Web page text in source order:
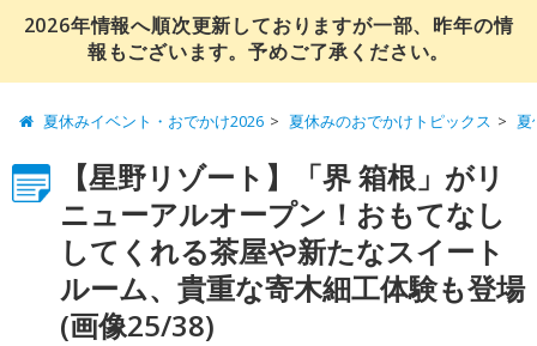
2026年情報へ順次更新しておりますが一部、昨年の情
報もございます。予めご了承ください。
夏休みイベント・おでかけ2026 夏休みのおでかけトピックス 夏
【星野リゾート】「界 箱根」がリ
ニューアルオープン！おもてなし
してくれる茶屋や新たなスイート
ルーム、貴重な寄木細工体験も登場
(画像25/38)